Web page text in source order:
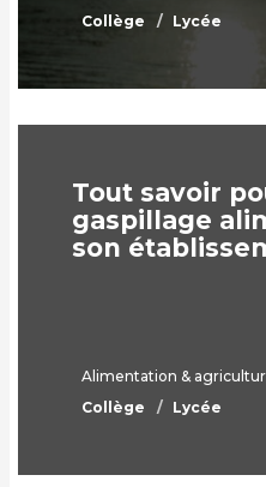
Collège
Lycée
Tout savoir
gaspillage
son
Alimentation &
Collège
Lycée